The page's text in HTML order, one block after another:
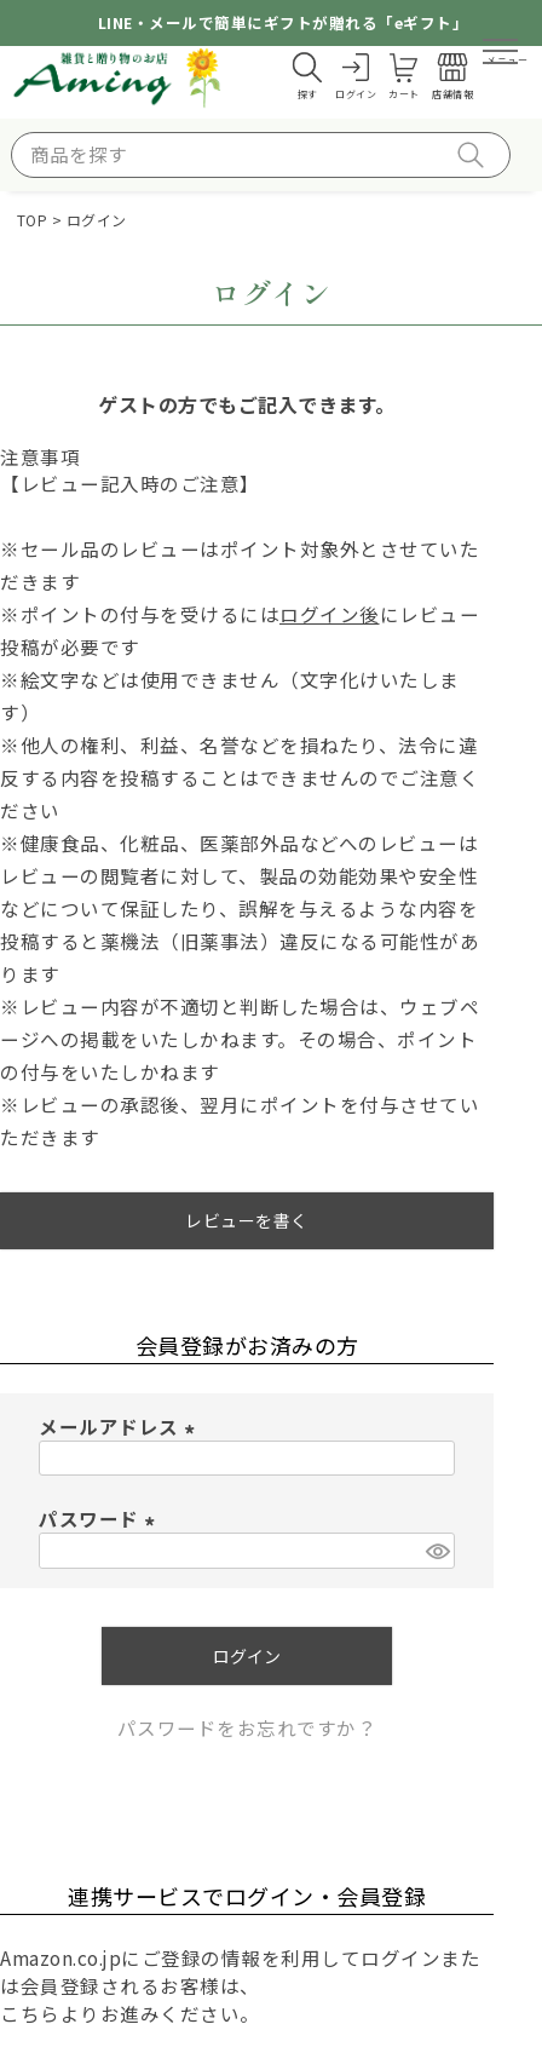
LINE・メールで簡単にギフトが贈れる「eギフト」
探す ログイン カート 店舗情報
メニュー
TOP ログイン
ログイン
ゲストの方でもご記入できます。
注意事項
【レビュー記入時のご注意】
※セール品のレビューはポイント対象外とさせていた
だきます
※ポイントの付与を受けるにはログイン後にレビュー
投稿が必要です
※絵文字などは使用できません（文字化けいたしま
す）
※他人の権利、利益、名誉などを損ねたり、法令に違
反する内容を投稿することはできませんのでご注意く
ださい
※健康食品、化粧品、医薬部外品などへのレビューは
レビューの閲覧者に対して、製品の効能効果や安全性
などについて保証したり、誤解を与えるような内容を
投稿すると薬機法（旧薬事法）違反になる可能性があ
ります
※レビュー内容が不適切と判断した場合は、ウェブペ
ージへの掲載をいたしかねます。その場合、ポイント
の付与をいたしかねます
※レビューの承認後、翌月にポイントを付与させてい
ただきます
レビューを書く
会員登録がお済みの方
メールアドレス
パスワード
ログイン
パスワードをお忘れですか？
連携サービスでログイン・会員登録
Amazon.co.jpにご登録の情報を利用してログインまた
は会員登録されるお客様は、
こちらよりお進みください。